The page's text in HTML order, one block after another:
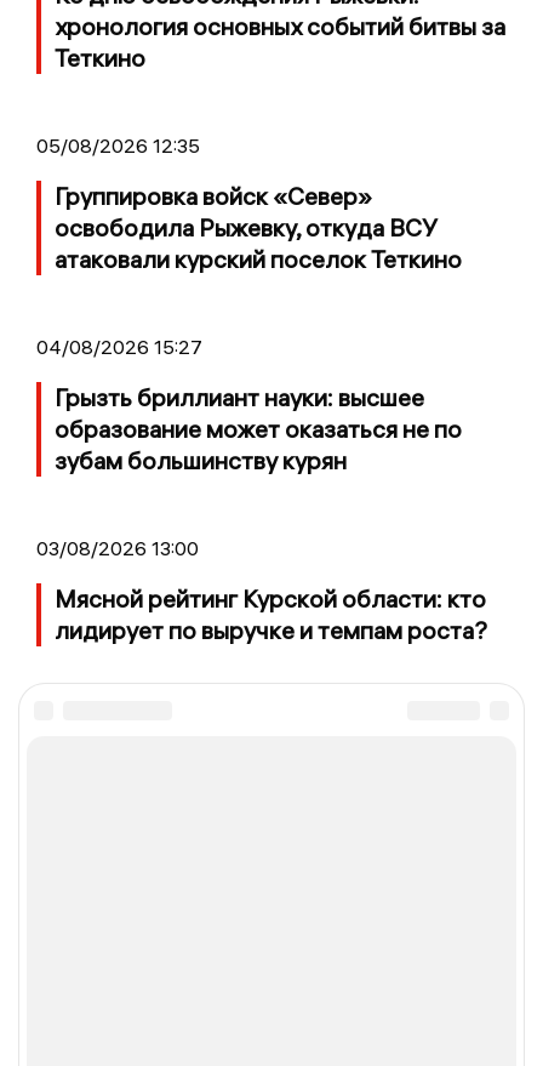
хронология основных событий битвы за
Теткино
05/08/2026 12:35
Группировка войск «Север»
освободила Рыжевку, откуда ВСУ
атаковали курский поселок Теткино
04/08/2026 15:27
Грызть бриллиант науки: высшее
образование может оказаться не по
зубам большинству курян
03/08/2026 13:00
Мясной рейтинг Курской области: кто
лидирует по выручке и темпам роста?